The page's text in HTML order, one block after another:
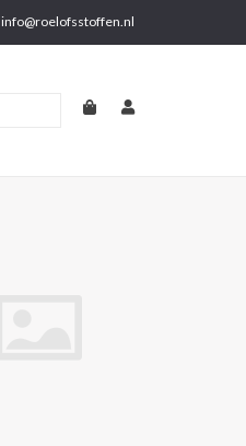
info@roelofsstoffen.nl